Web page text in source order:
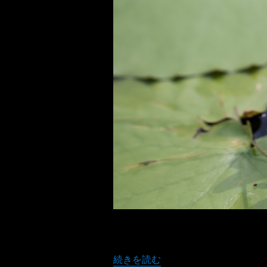
“キソサンセン ブルーアイズ (スイ
続きを読む